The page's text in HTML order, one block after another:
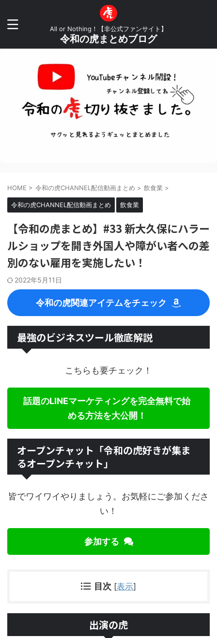
All or Nothing！【非公式ファンサイト】
令和の虎まとめブログ
HOME > 令和の虎CHANNEL配信動画まとめ > 飲食業 >
令和の虎CHANNEL配信動画まとめ 飲食業
【令和の虎まとめ】#33 新大久保にハラー
ルショップを開き外国人や障がい者への差
別のない雇用を実施したい！
2022年5月11日
令和の虎関連アイテムをチェック
最強のビジネスツール徹底解説
こちらも要チェック！
話題のLINEマーケティングを完全無料で始
める方法を大公開！
オープンチャット「令和の虎好きが集ま
るオープンチャット」
皆でワイワイやりましょう。お気軽にご参加くださ
い！
参加する
目次 [表示]
出演の虎